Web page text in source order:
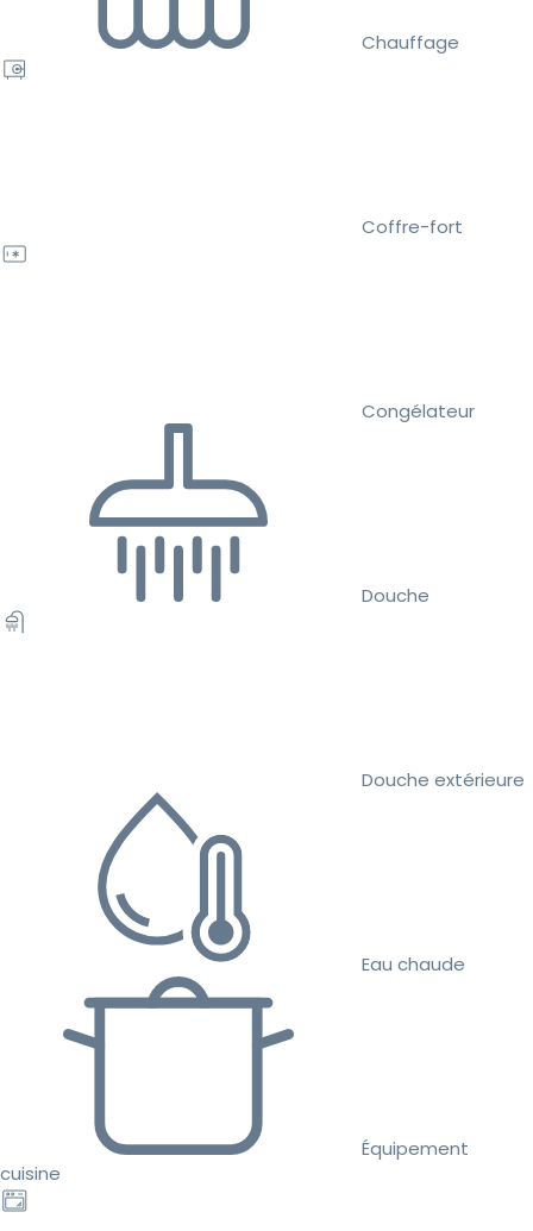
Chauffage
Coffre-fort
Congélateur
Douche
Douche extérieure
Eau chaude
Équipement
cuisine